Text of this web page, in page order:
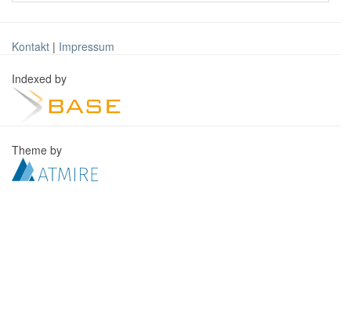
Kontakt | Impressum
Indexed by
Theme by